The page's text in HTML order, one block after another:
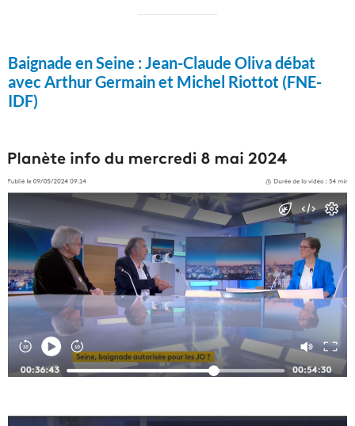
Baignade en Seine : Jean-Claude Oliva débat
avec Arthur Germain et Michel Riottot (FNE-
IDF)